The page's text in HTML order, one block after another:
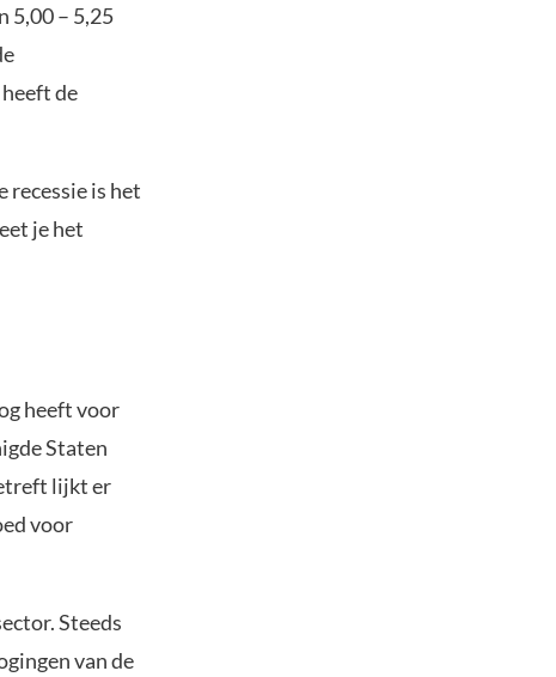
5,00 – 5,25
de
recessie is het
je het
heeft voor
Staten
lijkt er
voor
Steeds
van de